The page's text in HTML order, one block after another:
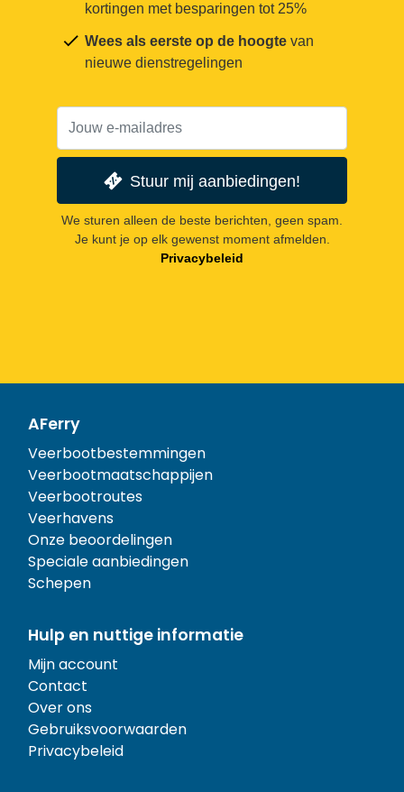
kortingen met besparingen tot 25%
Wees als eerste op de hoogte van
nieuwe dienstregelingen
Stuur mij aanbiedingen!
We sturen alleen de beste berichten, geen spam.
Je kunt je op elk gewenst moment afmelden.
Privacybeleid
AFerry
Veerbootbestemmingen
Veerbootmaatschappijen
Veerbootroutes
Veerhavens
Onze beoordelingen
Speciale aanbiedingen
Schepen
Hulp en nuttige informatie
Mijn account
Contact
Over ons
Gebruiksvoorwaarden
Privacybeleid